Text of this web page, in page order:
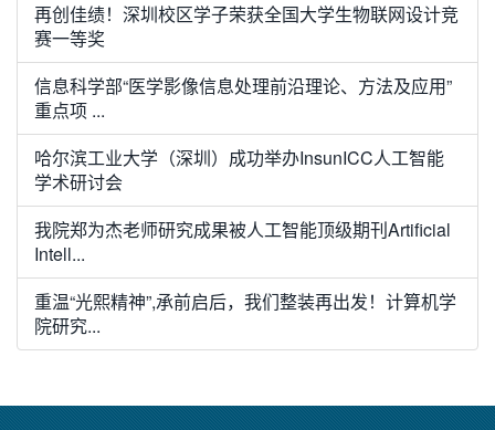
再创佳绩！深圳校区学子荣获全国大学生物联网设计竞
赛一等奖
信息科学部“医学影像信息处理前沿理论、方法及应用”
重点项 ...
哈尔滨工业大学（深圳）成功举办InsunICC人工智能
学术研讨会
我院郑为杰老师研究成果被人工智能顶级期刊Artificial
Intell...
重温“光熙精神”,承前启后，我们整装再出发！计算机学
院研究...